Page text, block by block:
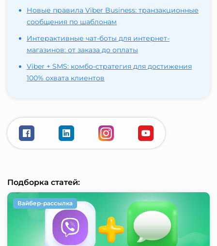
Новые правила Viber Business: транзакционные
сообщения по шаблонам
Интерактивные чат-боты для интернет-
магазинов: от заказа до оплаты
Viber + SMS: комбо-стратегия для достижения
100% охвата клиентов
Подборка статей:
Вайбер-рассылка